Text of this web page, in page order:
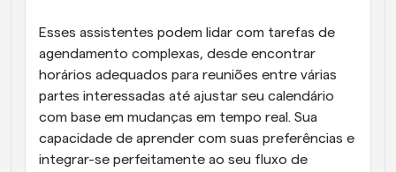
Esses assistentes podem lidar com tarefas de
agendamento complexas, desde encontrar
horários adequados para reuniões entre várias
partes interessadas até ajustar seu calendário
com base em mudanças em tempo real. Sua
capacidade de aprender com suas preferências e
integrar-se perfeitamente ao seu fluxo de